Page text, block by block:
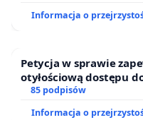
Informacja o
Petycja w sprawie
otyłościową dostępu
oraz programów
85 podpisów
Informacja o